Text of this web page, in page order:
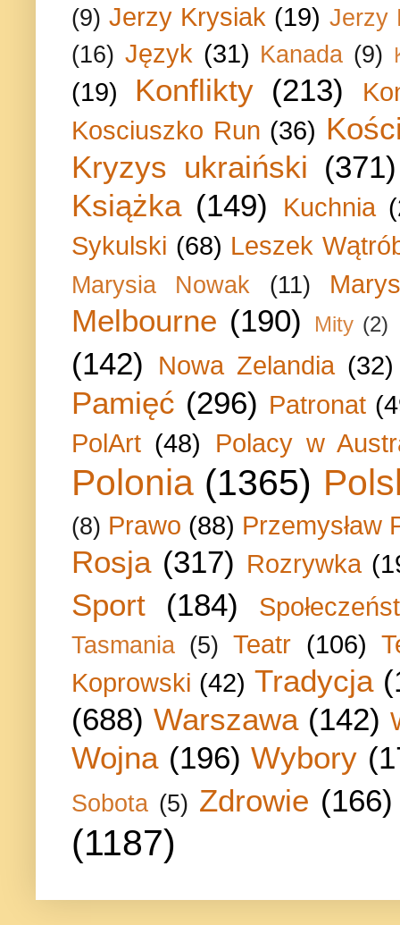
(9) Jerzy Krysiak (19) Jerzy
(16) Język (31) Kanada (9)
(19) Konflikty (213)
Kosciuszko Run (36)
Kryzys ukraiński (371)
Książka (149) Kuchnia
Sykulski (68) Leszek
Marysia Nowak (11)
Melbourne (190) Mity (2)
(142) Nowa Zelandia (32)
Pamięć (296) Patronat
PolArt (48) Polacy w
Polonia (1365)
(8) Prawo (88) Przemysław
Rosja (317) Rozrywka
Sport (184)
Tasmania (5) Teatr (106)
Koprowski (42) Tradycja
(688) Warszawa (142)
Wojna (196) Wybory
Sobota (5) Zdrowie (166)
(1187)